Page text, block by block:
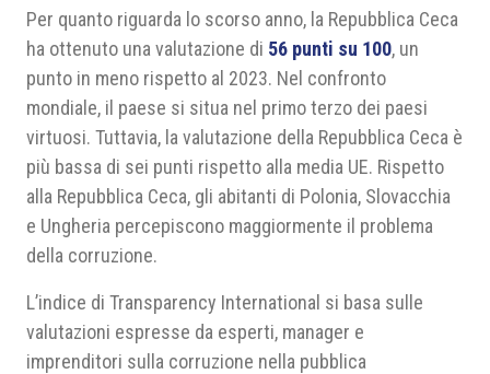
Per quanto riguarda lo scorso anno, la Repubblica Ceca
ha ottenuto una valutazione di 56 punti su 100, un
punto in meno rispetto al 2023. Nel confronto
mondiale, il paese si situa nel primo terzo dei paesi
virtuosi. Tuttavia, la valutazione della Repubblica Ceca è
più bassa di sei punti rispetto alla media UE. Rispetto
alla Repubblica Ceca, gli abitanti di Polonia, Slovacchia
e Ungheria percepiscono maggiormente il problema
della corruzione.
L’indice di Transparency International si basa sulle
valutazioni espresse da esperti, manager e
imprenditori sulla corruzione nella pubblica